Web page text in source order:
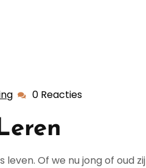
dekappersopleiding
0 Reacties
Of we nu jong of oud